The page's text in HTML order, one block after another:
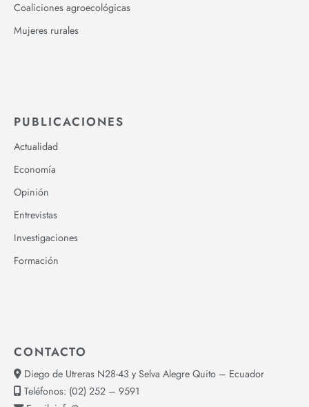
Coaliciones agroecológicas
Mujeres rurales
PUBLICACIONES
Actualidad
Economía
Opinión
Entrevistas
Investigaciones
Formación
CONTACTO
Diego de Utreras N28-43 y Selva Alegre Quito – Ecuador
Teléfonos: (02) 252 – 9591